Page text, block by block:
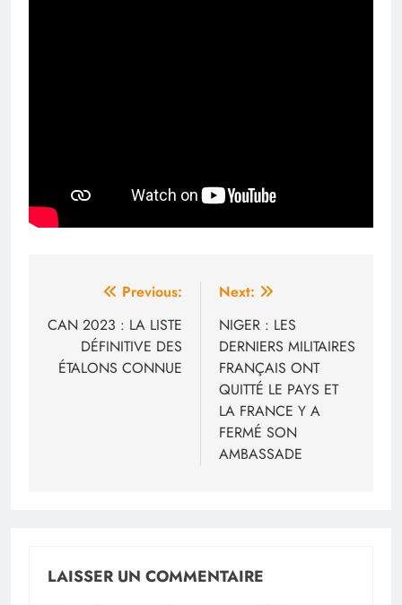
Navigation
de
l’article
Previous:
CAN 2023 : LA LISTE
DÉFINITIVE DES
ÉTALONS CONNUE
Next:
NIGER : LES
DERNIERS MILITAIRES
FRANÇAIS ONT
QUITTÉ LE PAYS ET
LA FRANCE Y A
FERMÉ SON
AMBASSADE
LAISSER UN COMMENTAIRE